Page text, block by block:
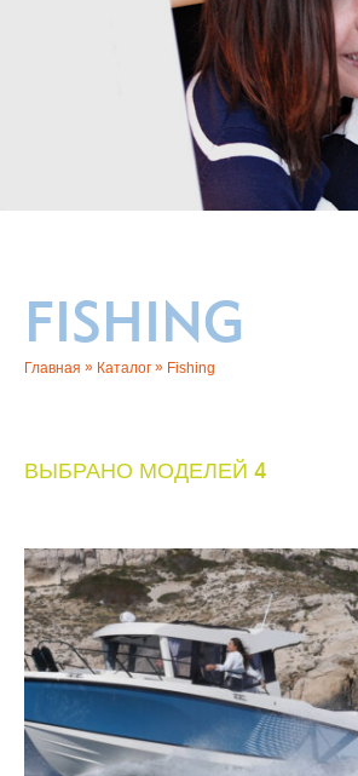
FISHING
Главная » Каталог » Fishing
ВЫБРАНО МОДЕЛЕЙ 4